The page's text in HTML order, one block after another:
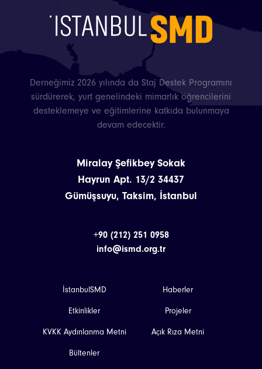
Derneğimiz 2026 yılında da Staj Destek Programını
sürdürerek, yurt genelindeki mimarlık öğrencilerini
desteklemeye ve eğitimlerine katkıda bulunmaya
devam edecektir.
Miralay Şefikbey Sokak
Hayrun Apt. 13/2 34437
Gümüşsuyu, Taksim, İstanbul
+90 (212) 251 0958
info@ismd.org.tr
İstanbulSMD Haberler
Etkinlikler Projeler
KVKK Aydınlanma Metni Açık Rıza Metni
Bültenler